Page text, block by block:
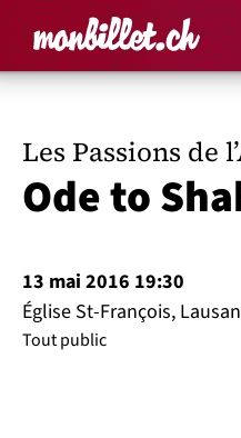
Accueil
Les Passions de
Ode to
13 mai 2016 19:30
Église St-François,
Tout public